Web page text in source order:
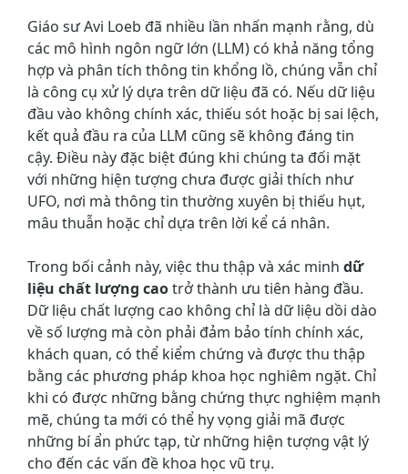
Giáo sư Avi Loeb đã nhiều lần nhấn mạnh rằng, dù
các mô hình ngôn ngữ lớn (LLM) có khả năng tổng
hợp và phân tích thông tin khổng lồ, chúng vẫn chỉ
là công cụ xử lý dựa trên dữ liệu đã có. Nếu dữ liệu
đầu vào không chính xác, thiếu sót hoặc bị sai lệch,
kết quả đầu ra của LLM cũng sẽ không đáng tin
cậy. Điều này đặc biệt đúng khi chúng ta đối mặt
với những hiện tượng chưa được giải thích như
UFO, nơi mà thông tin thường xuyên bị thiếu hụt,
mâu thuẫn hoặc chỉ dựa trên lời kể cá nhân.
Trong bối cảnh này, việc thu thập và xác minh dữ
liệu chất lượng caotrở thành ưu tiên hàng đầu.
Dữ liệu chất lượng cao không chỉ là dữ liệu dồi dào
về số lượng mà còn phải đảm bảo tính chính xác,
khách quan, có thể kiểm chứng và được thu thập
bằng các phương pháp khoa học nghiêm ngặt. Chỉ
khi có được những bằng chứng thực nghiệm mạnh
mẽ, chúng ta mới có thể hy vọng giải mã được
những bí ẩn phức tạp, từ những hiện tượng vật lý
cho đến các vấn đề khoa học vũ trụ.